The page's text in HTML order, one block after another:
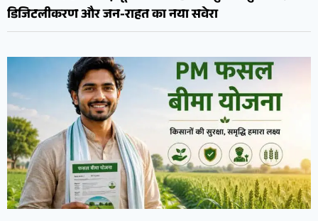
डिजिटलीकरण और जन-राहत का नया सवेरा